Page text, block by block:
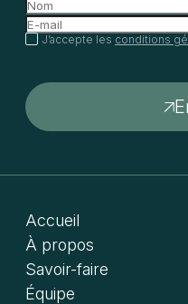
J’accepte les conditions
Accueil
À propos
Savoir-faire
Équipe